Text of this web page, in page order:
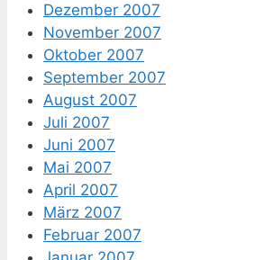
Dezember 2007
November 2007
Oktober 2007
September 2007
August 2007
Juli 2007
Juni 2007
Mai 2007
April 2007
März 2007
Februar 2007